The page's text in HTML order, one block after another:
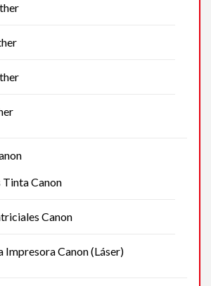
Canon
Canon
Impresora Canon (Láser)